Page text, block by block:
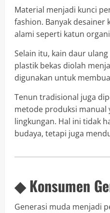
Material menjadi kunci
fashion. Banyak desainer
alami seperti katun
Selain itu, kain daur
plastik bekas diolah
digunakan untuk
Tenun tradisional juga
metode produksi manual
lingkungan. Hal ini tidak
budaya, tetapi juga
◆ Konsumen
Generasi muda menjadi